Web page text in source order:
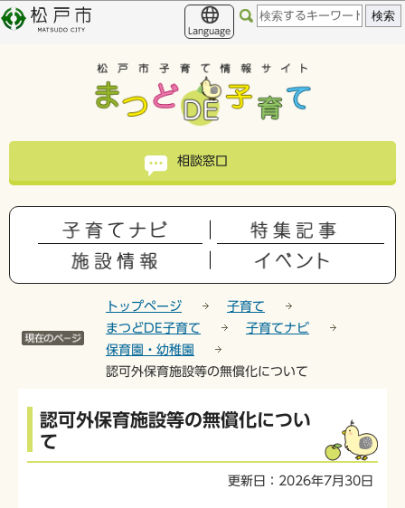
こ
の
す
このページの本文へ移動
Language
相談窓口
トップページ
子育て
まつどDE子育て
子育てナビ
保育園・幼稚園
認可外保育施設等の無償化について
本
こ
認可外保育施設等の無償化につい
て
更新日：2026年7月30日